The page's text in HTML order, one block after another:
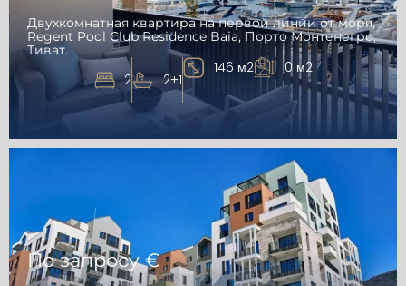
Двухкомнатная квартира на первой линии от моря,
Regent Pool Club Residence Baia, Порто Монтенегро,
Тиват.
2 2+1
146 м2 0 м2
По запросу €